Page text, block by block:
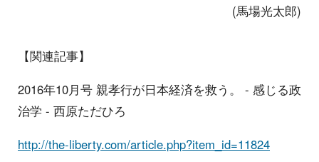
(馬場光太郎)
【関連記事】
2016年10月号 親孝行が日本経済を救う。 - 感じる政
治学 - 西原ただひろ
http://the-liberty.com/article.php?item_id=11824